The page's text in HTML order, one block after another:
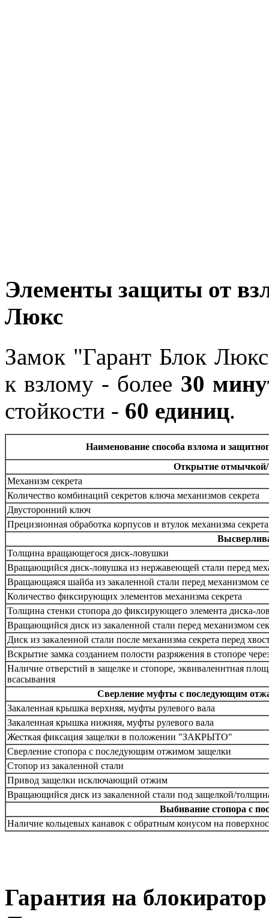
Элементы защиты от
Люкс
Замок "Гарант Блок
к взлому - более 30
стойкости - 60 единиц.
Наименование способа взлома и
Открытие отмычкой/
Механизм секрета
Количество комбинаций секретов ключа механизмов секрета
Двусторонний ключ
Прецизионная обработка корпусов и втулок механизма секрета
Толщина вращающегося диск-ловушки
Вращающийся диск-ловушка из нержавеющей стали перед
Вращающаяся шайба из закаленной стали перед механизмом
Количество фиксирующих элементов механизма секрета
Толщина стенки стопора до фиксирующего элемента диска-
Вращающийся диск из закаленной стали перед механизмом
Диск из закаленной стали после механизма секрета перед
Вскрытие замка созданием полости разряжения в стопоре
Наличие отверстий в защелке и стопоре, эквиваленнтная
всасывания
Сверление муфты с последующим
Закаленная крышка верхняя, муфты рулевого вала
Закаленная крышка нижняя, муфты рулевого вала
Жесткая фиксация защелки в положении "ЗАКРЫТО"
Сверление стопора с последующим отжимом защелки
Стопор из закаленной стали
Привод защелки исключающий отжим
Вращающийся диск из закаленной стали под защелкой/
Выбивание стопора с
Наличие кольцевых канавок с обратным конусом на
Гарантия на